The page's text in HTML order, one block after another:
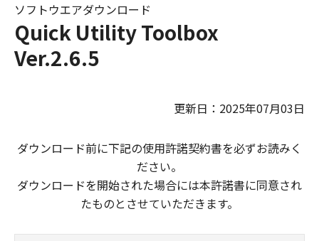
Quick Utility Toolbox
Ver.2.6.5
ソフトウエアダウンロード
更新日：2025年07月03日
ダウンロード前に下記の使用許諾契約書を必ずお読みく
ださい。
ダウンロードを開始された場合には本許諾書に同意され
たものとさせていただきます。